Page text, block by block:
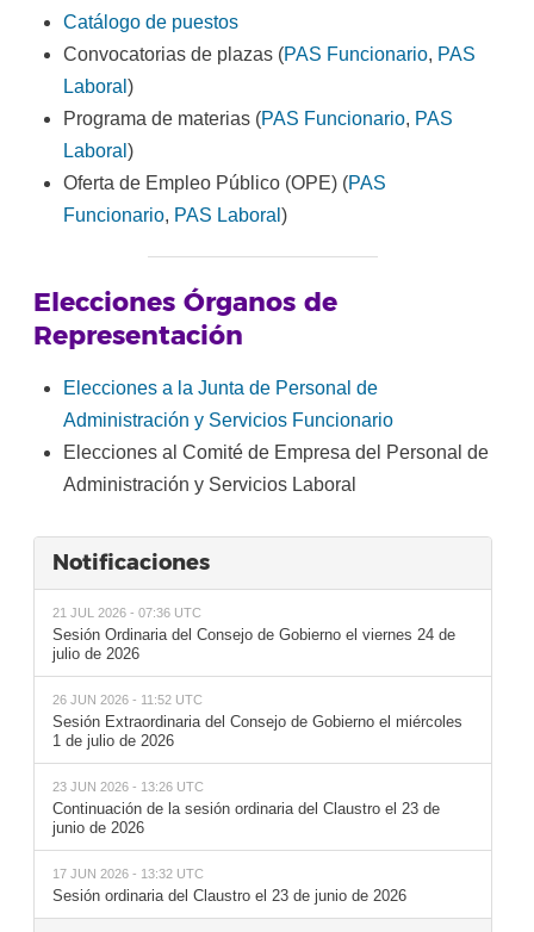
Catálogo de puestos
Convocatorias de plazas (PAS Funcionario, PAS
Laboral )
Programa de materias (PAS Funcionario, PAS
Laboral )
Oferta de Empleo Público (OPE) (PAS
Funcionario, PAS Laboral )
Elecciones Órganos de
Representación
Elecciones a la Junta de Personal de
Administración y Servicios Funcionario
Elecciones al Comité de Empresa del Personal de
Administración y Servicios Laboral
Notificaciones
21 JUL 2026 - 07:36 UTC
Sesión Ordinaria del Consejo de Gobierno el viernes 24 de
julio de 2026
26 JUN 2026 - 11:52 UTC
Sesión Extraordinaria del Consejo de Gobierno el miércoles
1 de julio de 2026
23 JUN 2026 - 13:26 UTC
Continuación de la sesión ordinaria del Claustro el 23 de
junio de 2026
17 JUN 2026 - 13:32 UTC
Sesión ordinaria del Claustro el 23 de junio de 2026